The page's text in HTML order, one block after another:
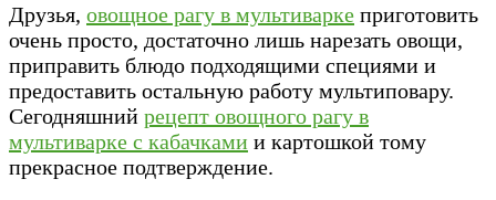
Друзья, овощное рагу в мультиварке приготовить
очень просто, достаточно лишь нарезать овощи,
приправить блюдо подходящими специями и
предоставить остальную работу мультиповару.
Сегодняшний рецепт овощного рагу в
мультиварке с кабачками и картошкой тому
прекрасное подтверждение.